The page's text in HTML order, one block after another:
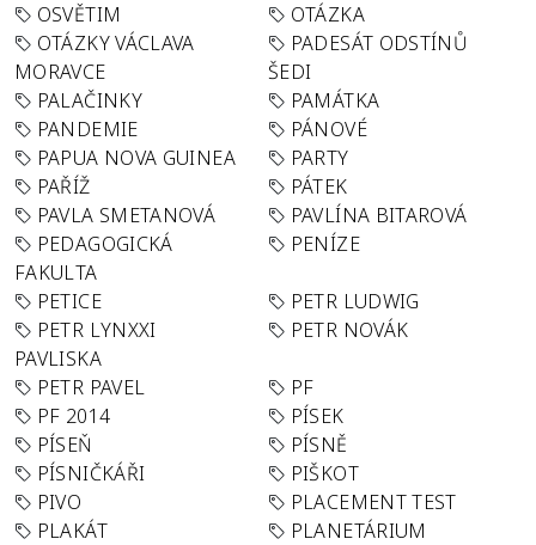
OSVĚTIM
OTÁZKA
OTÁZKY VÁCLAVA
MORAVCE
PADESÁT ODSTÍNŮ
ŠEDI
PALAČINKY
PAMÁTKA
PANDEMIE
PÁNOVÉ
PAPUA NOVA GUINEA
PARTY
PAŘÍŽ
PÁTEK
PAVLA SMETANOVÁ
PAVLÍNA BITAROVÁ
PEDAGOGICKÁ
FAKULTA
PENÍZE
PETICE
PETR LUDWIG
PETR LYNXXI
PAVLISKA
PETR NOVÁK
PETR PAVEL
PF
PF 2014
PÍSEK
PÍSEŇ
PÍSNĚ
PÍSNIČKÁŘI
PIŠKOT
PIVO
PLACEMENT TEST
PLAKÁT
PLANETÁRIUM